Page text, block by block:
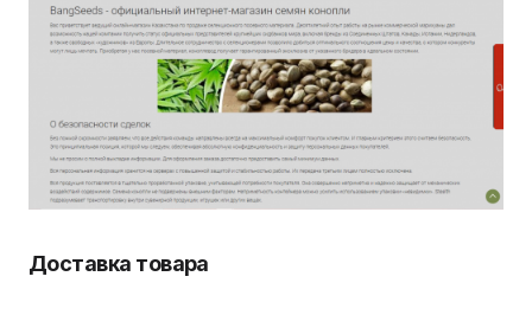
Доставка товара